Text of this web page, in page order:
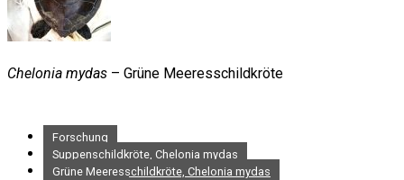
Chelonia mydas – Grüne Meeresschildkröte
Forschung
Suppenschildkröte, Chelonia mydas
Grüne Meeresschildkröte, Chelonia mydas